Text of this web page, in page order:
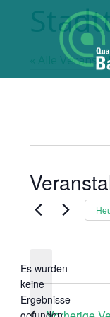
« Alle
H
i
Es wurden
keine
Ergebnisse